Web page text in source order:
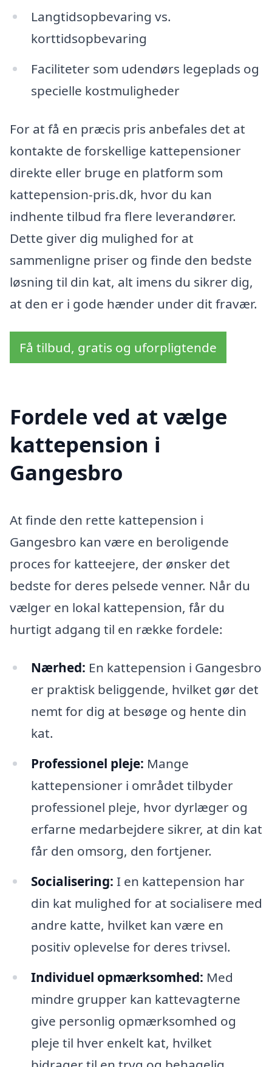
Langtidsopbevaring vs.
korttidsopbevaring
Faciliteter som udendørs legeplads og
specielle kostmuligheder
For at få en præcis pris anbefales det at
kontakte de forskellige kattepensioner
direkte eller bruge en platform som
kattepension-pris.dk, hvor du kan
indhente tilbud fra flere leverandører.
Dette giver dig mulighed for at
sammenligne priser og finde den bedste
løsning til din kat, alt imens du sikrer dig,
at den er i gode hænder under dit fravær.
Få tilbud, gratis og uforpligtende
Fordele ved at vælge
kattepension i
Gangesbro
At finde den rette kattepension i
Gangesbro kan være en beroligende
proces for katteejere, der ønsker det
bedste for deres pelsede venner. Når du
vælger en lokal kattepension, får du
hurtigt adgang til en række fordele:
Nærhed: En kattepension i Gangesbro
er praktisk beliggende, hvilket gør det
nemt for dig at besøge og hente din
kat.
Professionel pleje: Mange
kattepensioner i området tilbyder
professionel pleje, hvor dyrlæger og
erfarne medarbejdere sikrer, at din kat
får den omsorg, den fortjener.
Socialisering: I en kattepension har
din kat mulighed for at socialisere med
andre katte, hvilket kan være en
positiv oplevelse for deres trivsel.
Individuel opmærksomhed: Med
mindre grupper kan kattevagterne
give personlig opmærksomhed og
pleje til hver enkelt kat, hvilket